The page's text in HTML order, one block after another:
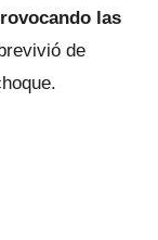
las
de